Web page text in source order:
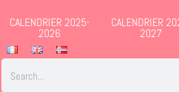
CALENDRIER 2025-
2026
CALENDRIER
2027